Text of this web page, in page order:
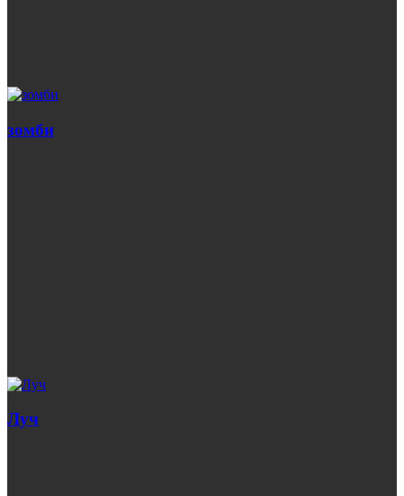
зомби
Луч